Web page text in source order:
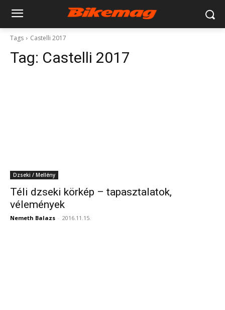
Tags Castelli 2017
Tag: Castelli 2017
Dzseki / Mellény
Téli dzseki körkép – tapasztalatok,
vélemények
Nemeth Balazs - 2016.11.15.